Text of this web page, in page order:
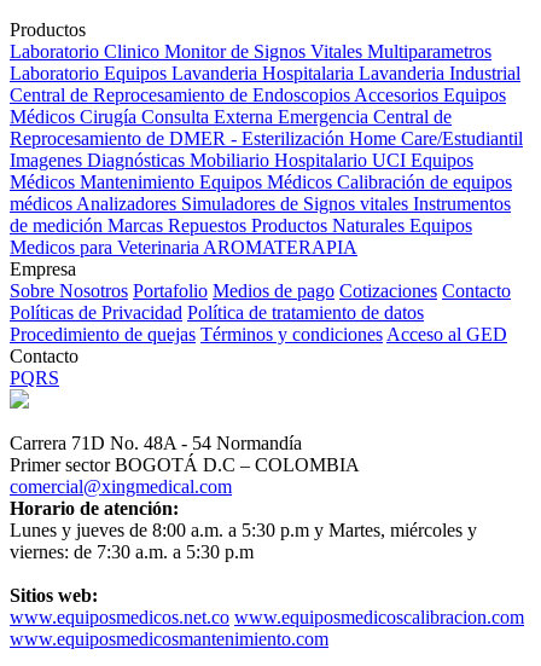
Productos
Laboratorio Clinico Monitor de Signos Vitales Multiparametros
Laboratorio Equipos Lavanderia Hospitalaria Lavanderia Industrial
Central de Reprocesamiento de Endoscopios Accesorios Equipos
Médicos Cirugía Consulta Externa Emergencia Central de
Reprocesamiento de DMER - Esterilización Home Care/Estudiantil
Imagenes Diagnósticas Mobiliario Hospitalario UCI Equipos
Médicos Mantenimiento Equipos Médicos Calibración de equipos
médicos Analizadores Simuladores de Signos vitales Instrumentos
de medición Marcas Repuestos Productos Naturales Equipos
Medicos para Veterinaria AROMATERAPIA
Empresa
Sobre Nosotros Portafolio Medios de pago Cotizaciones Contacto
Políticas de Privacidad Política de tratamiento de datos
Procedimiento de quejas Términos y condiciones Acceso al GED
Contacto
PQRS
Carrera 71D No. 48A - 54 Normandía
Primer sector BOGOTÁ D.C – COLOMBIA
comercial@xingmedical.com
Horario de atención:
Lunes y jueves de 8:00 a.m. a 5:30 p.m y Martes, miércoles y
viernes: de 7:30 a.m. a 5:30 p.m
Sitios web:
www.equiposmedicos.net.co www.equiposmedicoscalibracion.com
www.equiposmedicosmantenimiento.com